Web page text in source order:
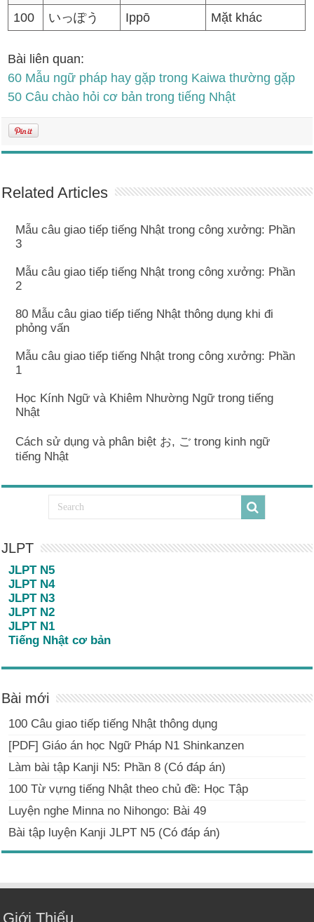
100
いっぽう Ippō Mặt khác
Bài liên quan:
60 Mẫu ngữ pháp hay gặp trong Kaiwa thường gặp
50 Câu chào hỏi cơ bản trong tiếng Nhật
Related Articles
Mẫu câu giao tiếp tiếng Nhật trong công xưởng: Phần
3
Mẫu câu giao tiếp tiếng Nhật trong công xưởng: Phần
2
80 Mẫu câu giao tiếp tiếng Nhật thông dụng khi đi
phỏng vấn
Mẫu câu giao tiếp tiếng Nhật trong công xưởng: Phần
1
Học Kính Ngữ và Khiêm Nhường Ngữ trong tiếng
Nhật
Cách sử dụng và phân biệt お, ご trong kinh ngữ
tiếng Nhật
JLPT
JLPT N5
JLPT N4
JLPT N3
JLPT N2
JLPT N1
Tiếng Nhật cơ bản
Bài mới
100 Câu giao tiếp tiếng Nhật thông dụng
[PDF] Giáo án học Ngữ Pháp N1 Shinkanzen
Làm bài tập Kanji N5: Phần 8 (Có đáp án)
100 Từ vựng tiếng Nhật theo chủ đề: Học Tập
Luyện nghe Minna no Nihongo: Bài 49
Bài tập luyện Kanji JLPT N5 (Có đáp án)
Giới Thiểu